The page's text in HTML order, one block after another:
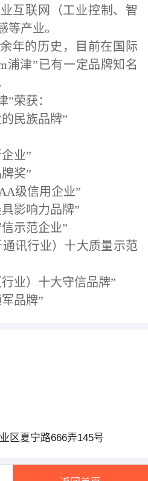
互联网（工业控制、智
等产业。
年的历史，目前在国际
浦津”已有一定品牌知名
”荣获：
民族品牌”
业”
奖”
级信用企业”
影响力品牌”
示范企业”
讯行业）十大质量示范
业）十大守信品牌”
品牌”
区夏宁路666弄145号